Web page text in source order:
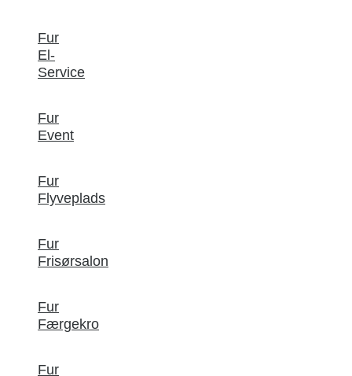
Fur
El-
Service
Fur
Event
Fur
Flyveplads
Fur
Frisørsalon
Fur
Færgekro
Fur